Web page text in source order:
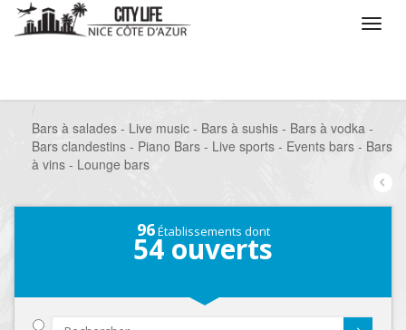
Bars à salades - Live music - Bars à sushis - Bars à vodka -
Bars clandestins - Piano Bars - Live sports - Events bars - Bars
à vins - Lounge bars
96Établissements dont
54 ouverts